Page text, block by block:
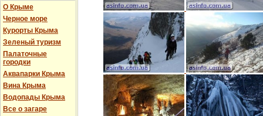
О Крыме
Черное море
Курорты Крыма
Зеленый туризм
Палаточные
городки
Аквапарки Крыма
Вина Крыма
Водопады Крыма
Все о загаре